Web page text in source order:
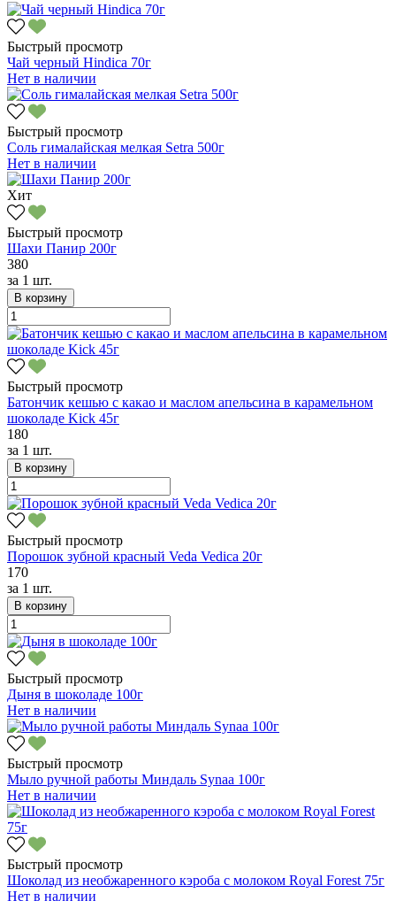
Быстрый просмотр
Чай черный Hindica 70г
Нет в наличии
Быстрый просмотр
Соль гималайская мелкая Setra 500г
Нет в наличии
Хит
Быстрый просмотр
Шахи Панир 200г
380
за 1 шт.
В корзину
Быстрый просмотр
Батончик кешью с какао и маслом апельсина в карамельном
шоколаде Kick 45г
180
за 1 шт.
В корзину
Быстрый просмотр
Порошок зубной красный Veda Vedica 20г
170
за 1 шт.
В корзину
Быстрый просмотр
Дыня в шоколаде 100г
Нет в наличии
Быстрый просмотр
Мыло ручной работы Миндаль Synaa 100г
Нет в наличии
Быстрый просмотр
Шоколад из необжаренного кэроба с молоком Royal Forest 75г
Нет в наличии